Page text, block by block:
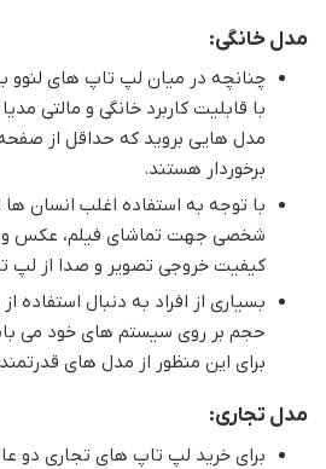
مدل خانگی:
چنانچه در میان لپ تاپ های لنوو
با قابلیت کاربرد خانگی و مالتی
برخوردار هستند.
با توجه به استفاده اغلب انسان ها
شخصی جهت تماشای فیلم، عکس
کیفیت خروجی تصویر و صدا از لپ
بسیاری از افراد به دنبال استفاده
حجم بر روی سیستم های خود می
برای این منظور از مدل های قدرتمند
مدل تجاری:
برای خرید لپ تاپ های تجاری دو